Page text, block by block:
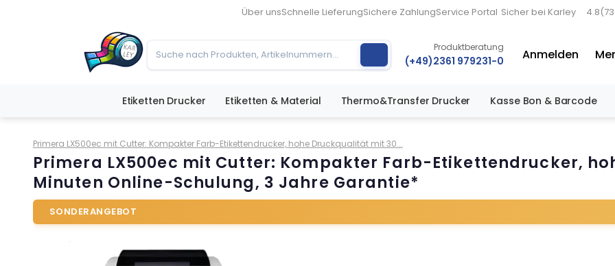
Über unsSchnelle LieferungSichere ZahlungService Portal Sicher bei Karley 4.8
Produktberatung
(+49)2361 979231-0 Anmelden
Etiketten Drucker Etiketten & Material Thermo&Transfer Drucker Kasse Bon & Barcode
Primera LX500ec mit Cutter: Kompakter Farb-Etikettendrucker, hohe Druckqualität mit 30...
Primera LX500ec mit Cutter: Kompakter Farb-Etikettendrucker,
Minuten Online-Schulung, 3 Jahre Garantie*
SONDERANGEBOT